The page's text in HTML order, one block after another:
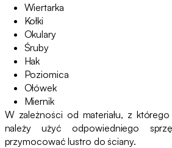
Wiertarka
Kołki
Okulary
Śruby
Hak
Poziomica
Ołówek
Miernik
W zależności od materiału, z
należy użyć odpowiedniego
przymocować lustro do ściany.